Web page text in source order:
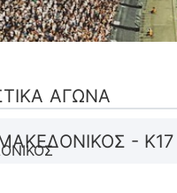
ΑΓΏΝΑ
- K17